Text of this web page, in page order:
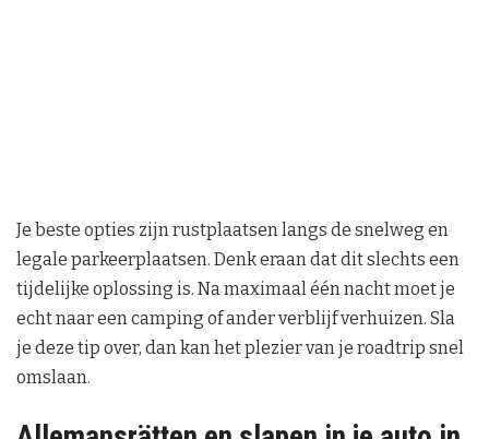
Je beste opties zijn rustplaatsen langs de snelweg en
legale parkeerplaatsen. Denk eraan dat dit slechts een
tijdelijke oplossing is. Na maximaal één nacht moet je
echt naar een camping of ander verblijf verhuizen. Sla
je deze tip over, dan kan het plezier van je roadtrip snel
omslaan.